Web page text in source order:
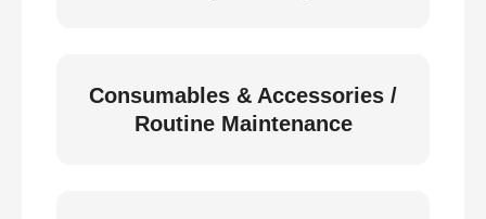
Consumables & Accessories /
Routine Maintenance